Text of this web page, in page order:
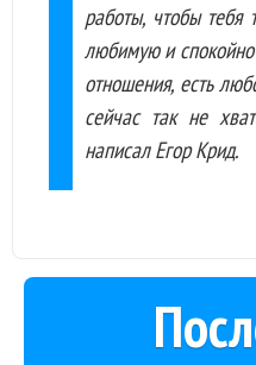
работы, чтобы тебя
любимую и спокойно
отношения, есть
сейчас так не
написал Егор Крид.